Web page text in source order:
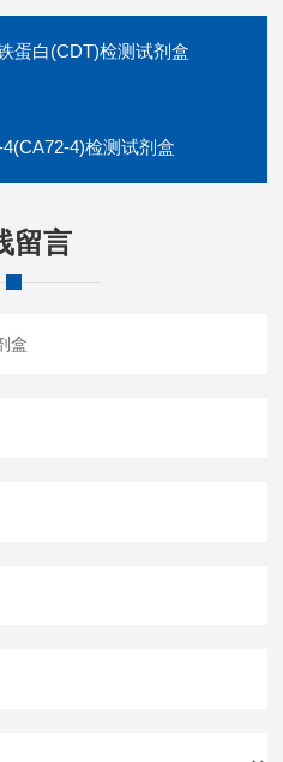
蛋白(CDT)检测试剂盒
4)检测试剂盒
留言